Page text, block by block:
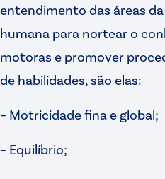
entendimento das áreas
humana para nortear o
motoras e promover
de habilidades, são elas:
– Motricidade fina e global;
– Equilíbrio;